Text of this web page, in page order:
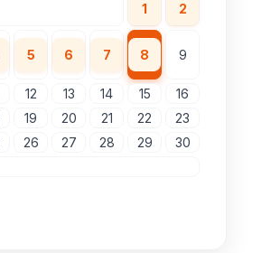
1 2
5 6 7 8 9
12 13 14 15
16
19 20 21 22
23
26 27 28 29
30